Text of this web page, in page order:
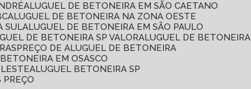
ALUGUEL DE BETONEIRA EM SÃO CAETANO
ALUGUEL DE BETONEIRA NA ZONA OESTE
SUL ALUGUEL DE BETONEIRA EM SÃO PAULO
DE BETONEIRA SP VALOR ALUGUEL DE BETONEIRA
PREÇO DE ALUGUEL DE BETONEIRA
BETONEIRA EM OSASCO
ALUGUEL BETONEIRA SP
PREÇO